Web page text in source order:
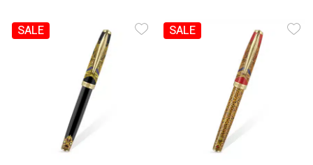
Add Wishlist
SALE
Add Wishlist
SALE